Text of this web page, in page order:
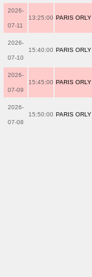
2026-
07-11
13:25:00 PARIS ORLY
2026-
07-10
15:40:00 PARIS ORLY
2026-
07-09
15:45:00 PARIS ORLY
2026-
07-08
15:50:00 PARIS ORLY